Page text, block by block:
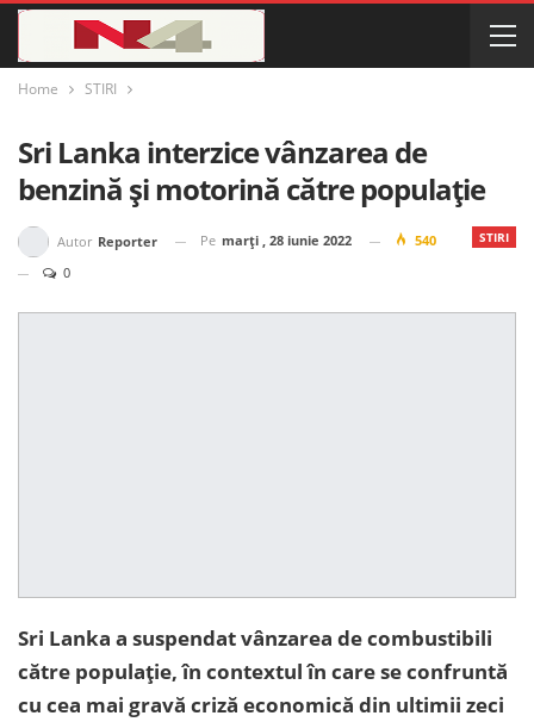
Home STIRI
Sri Lanka interzice vânzarea de
benzină și motorină către populație
STIRI
Autor Reporter Pe marți , 28 iunie 2022
540
0
Sri Lanka a suspendat vânzarea de combustibili
către populație, în contextul în care se confruntă
cu cea mai gravă criză economică din ultimii zeci